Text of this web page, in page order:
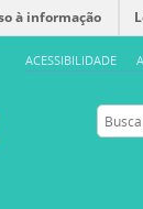
ACESSIBILIDADE
à informação
Buscar